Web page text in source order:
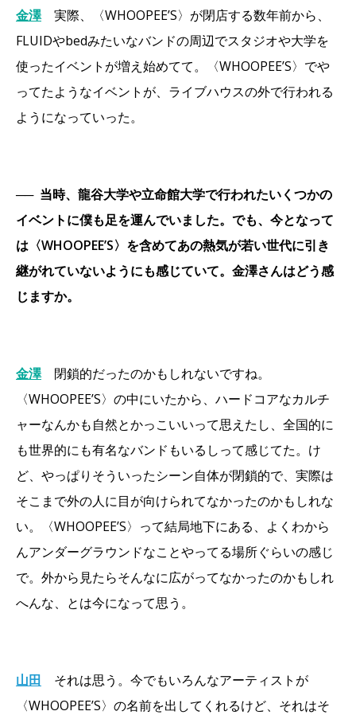
金澤
実際、〈WHOOPEE’S〉が閉店する数年前から、
FLUIDやbedみたいなバンドの周辺でスタジオや大学を
使ったイベントが増え始めてて。〈WHOOPEE’S〉でや
ってたようなイベントが、ライブハウスの外で行われる
ようになっていった。
── 当時、龍谷大学や立命館大学で行われたいくつかの
イベントに僕も足を運んでいました。でも、今となって
は〈WHOOPEE’S〉を含めてあの熱気が若い世代に引き
継がれていないようにも感じていて。金澤さんはどう感
じますか。
金澤
閉鎖的だったのかもしれないですね。
〈WHOOPEE’S〉の中にいたから、ハードコアなカルチ
ャーなんかも自然とかっこいいって思えたし、全国的に
も世界的にも有名なバンドもいるしって感じてた。け
ど、やっぱりそういったシーン自体が閉鎖的で、実際は
そこまで外の人に目が向けられてなかったのかもしれな
い。〈WHOOPEE’S〉って結局地下にある、よくわから
んアンダーグラウンドなことやってる場所ぐらいの感じ
で。外から見たらそんなに広がってなかったのかもしれ
へんな、とは今になって思う。
山田
それは思う。今でもいろんなアーティストが
〈WHOOPEE’S〉の名前を出してくれるけど、それはそ